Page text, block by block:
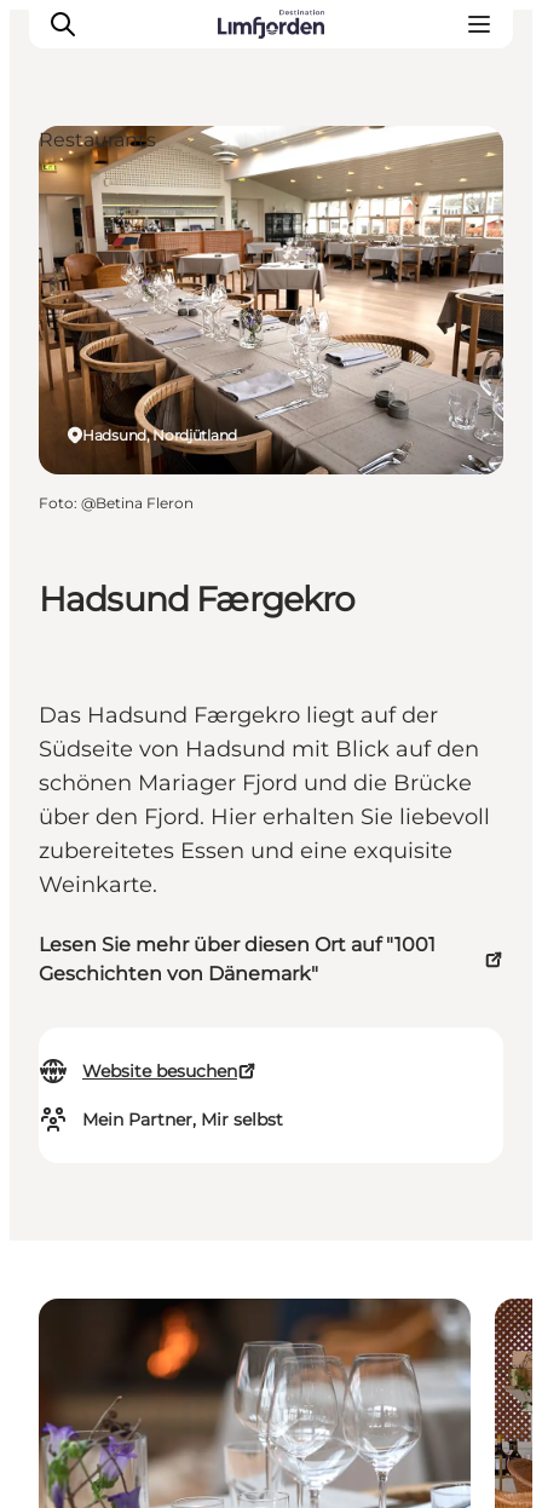
Hadsund Færgekro
Das Hadsund Færgekro liegt auf der
Südseite von Hadsund mit Blick auf den
schönen Mariager Fjord und die Brücke
über den Fjord. Hier erhalten Sie liebevoll
zubereitetes Essen und eine exquisite
Weinkarte.
Lesen Sie mehr über diesen Ort auf "1001
Geschichten von Dänemark"
Website besuchen
Mein Partner, Mir selbst
Hadsund, Nordjütland
Restaurants
Foto: @Betina Fleron